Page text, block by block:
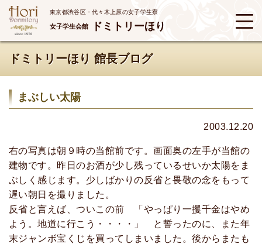
東京都渋谷区・代々木上原の女子学生寮
女子学生会館 ドミトリーほり
ドミトリーほり 館長ブログ
まぶしい太陽
2003.12.20
右の写真は朝９時の当館前です。画面奥の左手が当館の
建物です。昨日のお酒が少し残っているせいか太陽をま
ぶしく感じます。少しばかりの反省と畏敬の念をもって
遅い朝日を撮りました。
反省と言えば、ついこの前 「やっぱり一攫千金はやめ
よう。地道に行こう・・・・」 と誓ったのに、また年
末ジャンボ宝くじを買ってしまいました。後からまたも